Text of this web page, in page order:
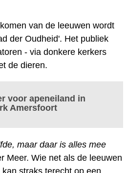
van de leeuwen wordt
der Oudheid'. Het publiek
- via donkere kerkers
de dieren.
voor apeneiland in
Amersfoort
maar daar is alles mee
Meer. Wie net als de leeuwen
straks terecht op een